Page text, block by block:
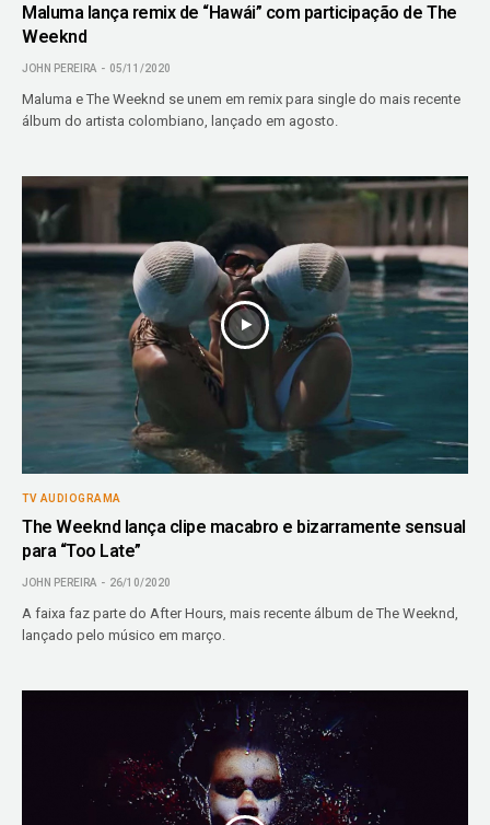
Maluma lança remix de “Hawái” com participação de The
Weeknd
JOHN PEREIRA 05/11/2020
Maluma e The Weeknd se unem em remix para single do mais recente
álbum do artista colombiano, lançado em agosto.
TV AUDIOGRAMA
The Weeknd lança clipe macabro e bizarramente sensual
para “Too Late”
JOHN PEREIRA 26/10/2020
A faixa faz parte do After Hours, mais recente álbum de The Weeknd,
lançado pelo músico em março.